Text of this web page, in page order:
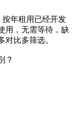
按年租用已经开发
用，无需等待，缺
对比多筛选。
？